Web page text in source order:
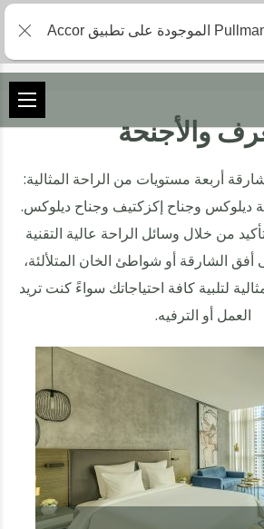
والأجنحة
أربعة مستويات من الراحة المثالية:
ديلوكس وجناح إكزكتيف وجناح ديلوكس.
من خلال وسائل الراحة عالية التقنية
أفق الشارقة أو شواطئ الخان المتلألئة،
لتلبية كافة احتياجاتك سواءً كنت تريد
العمل أو الترفيه.